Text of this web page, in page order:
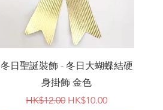
快速瀏覽
冬日聖誕裝飾 - 冬日大蝴蝶結硬
身掛飾 金色
一般價格
HK$12.00 促銷價格
HK$10.00